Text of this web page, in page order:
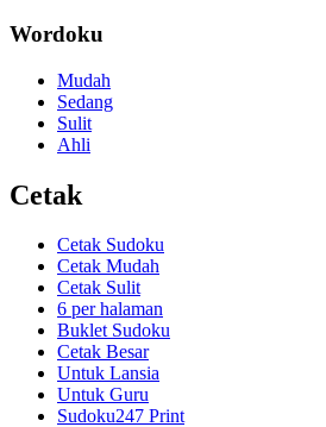
Wordoku
Mudah
Sedang
Sulit
Ahli
Cetak
Cetak Sudoku
Cetak Mudah
Cetak Sulit
6 per halaman
Buklet Sudoku
Cetak Besar
Untuk Lansia
Untuk Guru
Sudoku247 Print